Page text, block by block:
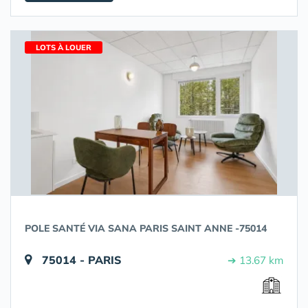
LOTS À LOUER
POLE SANTÉ VIA SANA PARIS SAINT ANNE -75014
75014 - PARIS ➔ 13.67 km